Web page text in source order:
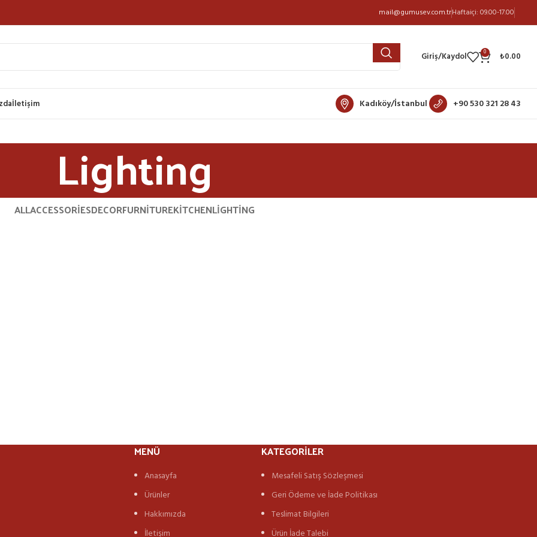
mail@gumusev.com.trHaftaiçi: 09.00-17.00
Giriş/Kaydol 0 ₺0.00
İletişim Kadıköy/İstanbul +90 530 321 28 43
Lighting
ALLACCESSORIESDECORFURNITUREKITCHENLIGHTING
MENÜ
Anasayfa
Ürünler
Hakkımızda
İletişim
KATEGORILER
Mesafeli Satış Sözleşmesi
Geri Ödeme ve İade Politikası
Teslimat Bilgileri
Ürün İade Talebi